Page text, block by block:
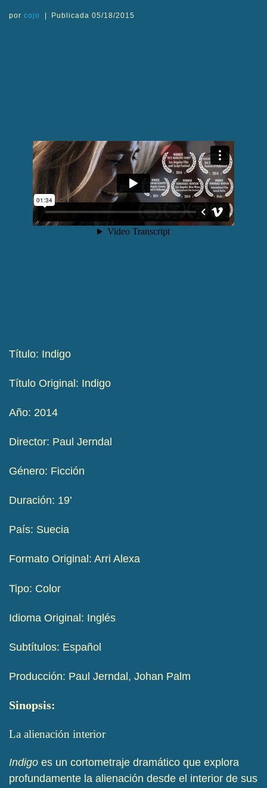
por cojo Publicada05/18/2015
Título: Indigo
Título Original: Indigo
Año: 2014
Director: Paul Jerndal
Género: Ficción
Duración: 19’
País: Suecia
Formato Original: Arri Alexa
Tipo: Color
Idioma Original: Inglés
Subtítulos: Español
Producción: Paul Jerndal, Johan Palm
Sinopsis:
La alienación interior
Indigo es un cortometraje dramático que explora
profundamente la alienación desde el interior de sus